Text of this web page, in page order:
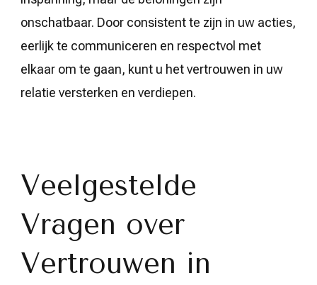
onschatbaar. Door consistent te zijn in uw acties,
eerlijk te communiceren en respectvol met
elkaar om te gaan, kunt u het vertrouwen in uw
relatie versterken en verdiepen.
Veelgestelde
Vragen over
Vertrouwen in